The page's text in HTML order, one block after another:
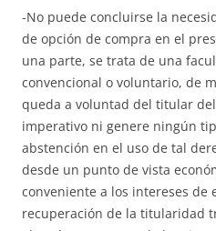
-No puede concluirse la
de opción de compra en el
una parte, se trata de una
convencional o voluntario, de
queda a voluntad del titular
imperativo ni genere ningún
abstención en el uso de tal
desde un punto de vista
conveniente a los intereses de
recuperación de la titularidad